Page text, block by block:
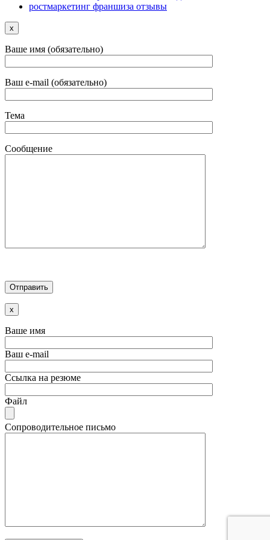
ростмаркетинг франшиза отзывы
x
Ваше имя (обязательно)
Ваш e-mail (обязательно)
Тема
Сообщение
x
Ваше имя
Ваш e-mail
Ссылка на резюме
Файл
Сопроводительное письмо